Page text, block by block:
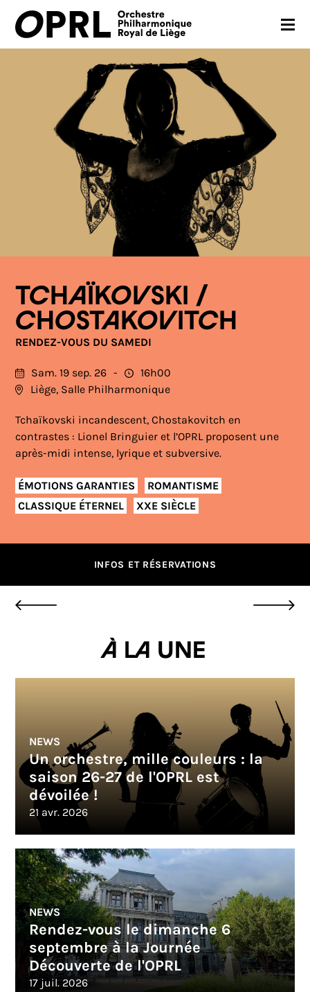
SAISON 26-27
JEUNES PUBLICS
EN PRATIQUE
NOUS SOUTENIR
TCHAÏKOVSKI /
CHOSTAKOVITCH
RENDEZ-VOUS DU SAMEDI
Sam. 19 sep. 26
16h00
Liège, Salle Philharmonique
Tchaïkovski incandescent, Chostakovitch en
contrastes : Lionel Bringuier et l’OPRL proposent une
après-midi intense, lyrique et subversive.
ÉMOTIONS GARANTIES
ROMANTISME
CLASSIQUE ÉTERNEL
XXE SIÈCLE
INFOS ET RÉSERVATIONS
À la une
NEWS
Un orchestre, mille couleurs : la
saison 26-27 de l'OPRL est
dévoilée !
21 avr. 2026
NEWS
Rendez-vous le dimanche 6
septembre à la Journée
Découverte de l'OPRL
17 juil. 2026